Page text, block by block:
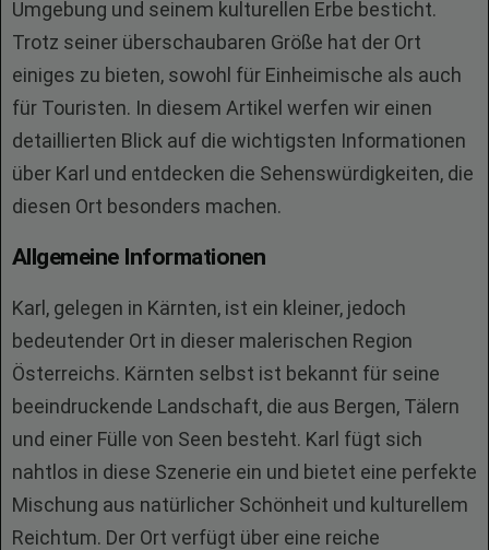
Umgebung und seinem kulturellen Erbe besticht.
Trotz seiner überschaubaren Größe hat der Ort
einiges zu bieten, sowohl für Einheimische als auch
für Touristen. In diesem Artikel werfen wir einen
detaillierten Blick auf die wichtigsten Informationen
über Karl und entdecken die Sehenswürdigkeiten, die
diesen Ort besonders machen.
Allgemeine Informationen
Karl, gelegen in Kärnten, ist ein kleiner, jedoch
bedeutender Ort in dieser malerischen Region
Österreichs. Kärnten selbst ist bekannt für seine
beeindruckende Landschaft, die aus Bergen, Tälern
und einer Fülle von Seen besteht. Karl fügt sich
nahtlos in diese Szenerie ein und bietet eine perfekte
Mischung aus natürlicher Schönheit und kulturellem
Reichtum. Der Ort verfügt über eine reiche